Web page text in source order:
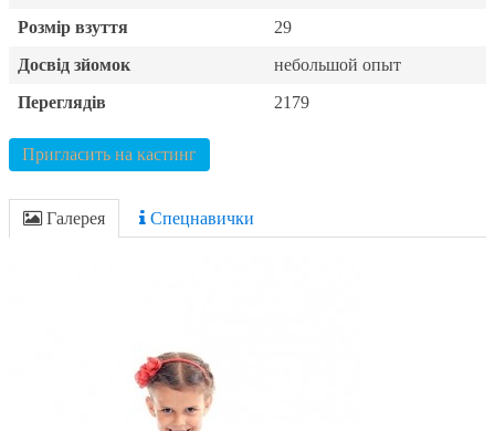
Розмір взуття
29
Досвід зйомок
небольшой опыт
Переглядів
2179
Пригласить на кастинг
Галерея Спецнавички